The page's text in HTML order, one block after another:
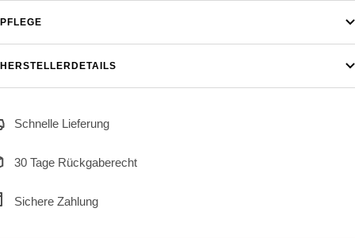
PFLEGE
HERSTELLERDETAILS
Schnelle Lieferung
30 Tage Rückgaberecht
Sichere Zahlung